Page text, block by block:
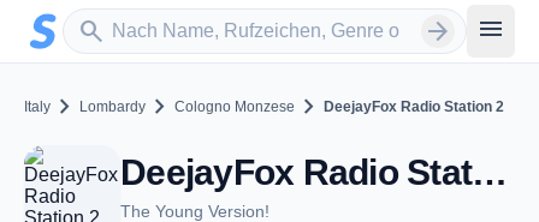
Zum Hauptinhalt springen
search
Sender suchen arrow_forward menu
Italy chevron_right Lombardy chevron_right Cologno Monzese chevron_right DeejayFox Radio Station 2
DeejayFox Radio Station 2 - Cologno Monzese
The Young Version!